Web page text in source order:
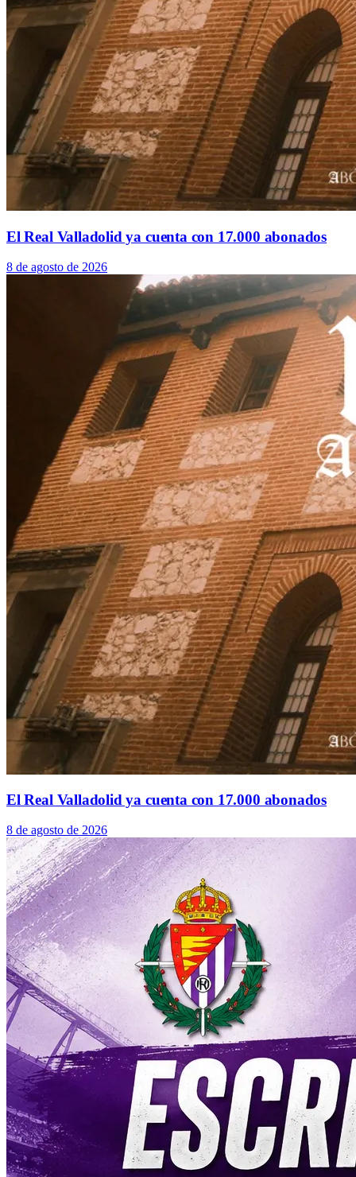
El Real Valladolid ya cuenta con 17.000 abonados
8 de agosto de 2026
El Real Valladolid ya cuenta con 17.000 abonados
8 de agosto de 2026